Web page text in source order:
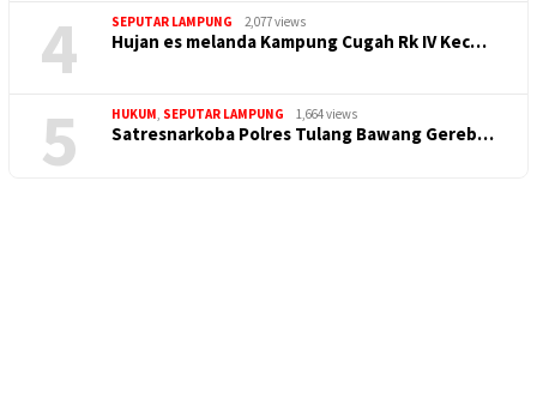
4 SEPUTAR LAMPUNG 2,077 views
Hujan es melanda Kampung Cugah Rk IV Kec…
5 HUKUM, SEPUTAR LAMPUNG 1,664 views
Satresnarkoba Polres Tulang Bawang Gereb…